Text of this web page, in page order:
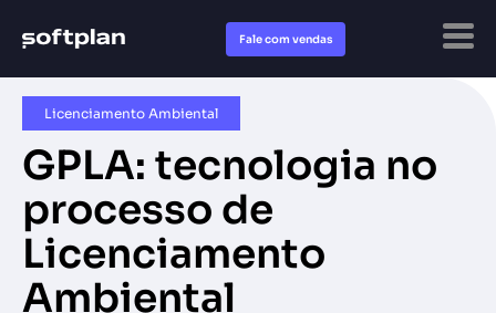
Fale com vendas
Licenciamento Ambiental
GPLA: tecnologia no
processo de
Licenciamento
Ambiental